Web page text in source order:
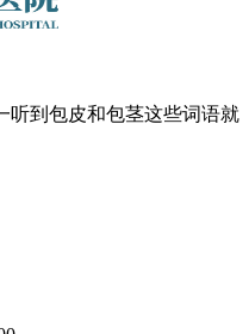
到包皮和包茎这些词语就